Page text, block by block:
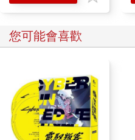
您可能會喜歡